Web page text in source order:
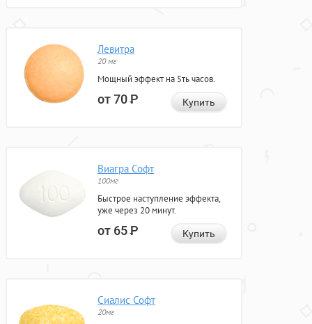
Левитра
20 мг
Мощный эффект на 5ть часов.
от 70Р Купить
Виагра Софт
100мг
Быстрое наступление эффекта,
уже через 20 минут.
от 65Р Купить
Сиалис Софт
20мг